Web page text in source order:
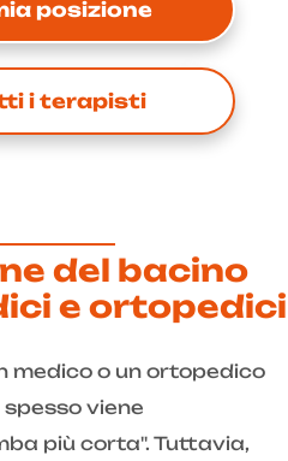
posizione
i terapisti
del bacino
e ortopedici
medico o un ortopedico
viene
più corta". Tuttavia,